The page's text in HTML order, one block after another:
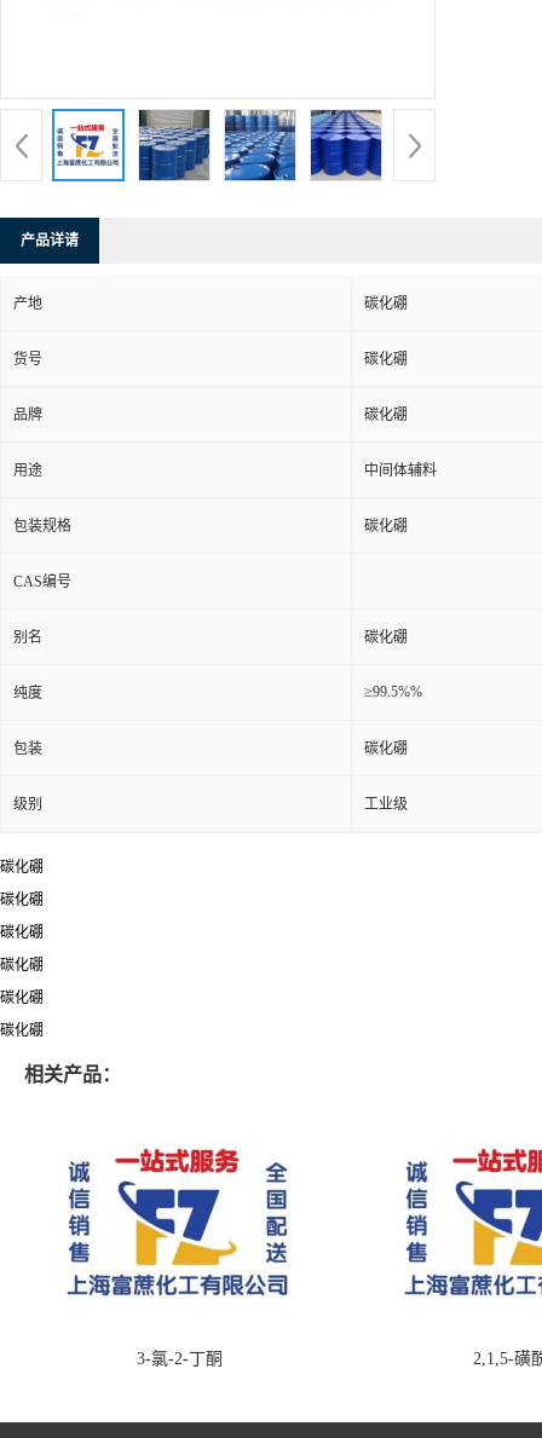
产品详请
产地 碳化硼
货号 碳化硼
品牌 碳化硼
用途 中间体辅料
包装规格 碳化硼
CAS编号
别名 碳化硼
纯度 ≥99.5%%
包装 碳化硼
级别 工业级
碳化硼
碳化硼
碳化硼
碳化硼
碳化硼
碳化硼
相关产品：
3-氯-2-丁酮 2,1,5-磺